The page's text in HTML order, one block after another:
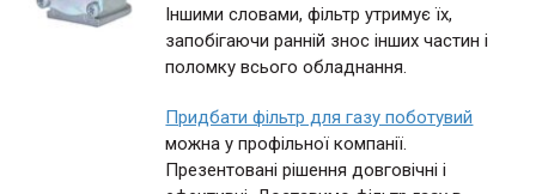
Іншими словами, фільтр утримує їх,
запобігаючи ранній знос інших частин і
поломку всього обладнання.
Придбати фільтр для газу поботувий
можна у профільної компанії.
Презентовані рішення довговічні і